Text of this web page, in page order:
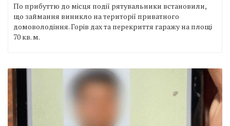
По прибуттю до місця події рятувальники встановили,
що займання виникло на території приватного
домоволодіння. Горів дах та перекриття гаражу на площі
70 кв. м.